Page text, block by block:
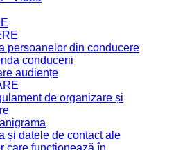
persoanelor din conducere
conducerii
audiențe
de organizare și
și datele de contact ale
care funcționează în